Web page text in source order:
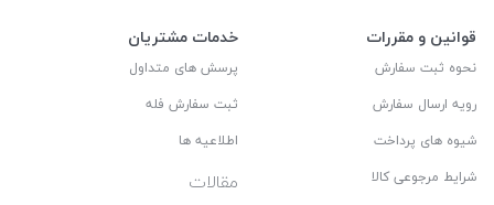
قوانین و مقررات
نحوه ثبت سفارش
رویه ارسال سفارش
شیوه های پرداخت
شرایط مرجوعی کالا
خدمات مشتریان
پرسش های متداول
ثبت سفارش فله
اطلاعیه ها
مقالات